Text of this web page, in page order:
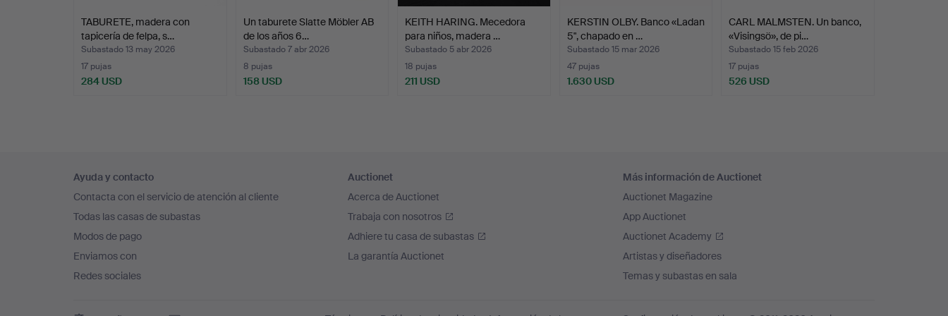
TABURETE, madera con
tapicería de felpa, s…
Subastado 13 may 2026
17 pujas
284 USD
Un taburete Slatte Möbler AB
de los años 6…
Subastado 7 abr 2026
8 pujas
158 USD
KEITH HARING. Mecedora
para niños, madera …
Subastado 5 abr 2026
18 pujas
211 USD
KERSTIN OLBY. Banco «Ladan
5", chapado en …
Subastado 15 mar 2026
47 pujas
1.630 USD
CARL MALMSTEN. Un banco,
«Visingsö», de pi…
Subastado 15 feb 2026
17 pujas
526 USD
en
el
pie
de
página
Ayuda y contacto
Contacta con el servicio de atención al cliente
Todas las casas de subastas
Modos de pago
Enviamos con
Redes sociales
Auctionet
Acerca de Auctionet
Trabaja con nosotros
Adhiere tu casa de subastas
La garantía Auctionet
Más información de Auctionet
Auctionet Magazine
App Auctionet
Auctionet Academy
Artistas y diseñadores
Temas y subastas en sala